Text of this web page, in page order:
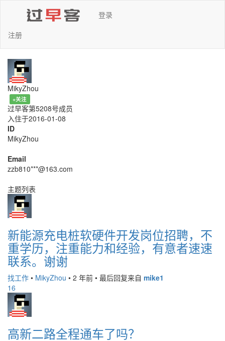
登录
注册
MikyZhou
+关注
过早客第5208号成员
入住于2016-01-08
ID
MikyZhou
Email
zzb810***@163.com
主题列表
新能源充电桩软硬件开发岗位招聘，不
重学历，注重能力和经验，有意者速速
联系。谢谢
找工作 • MikyZhou • 2 年前 • 最后回复来自 mike1
16
高新二路全程通车了吗？